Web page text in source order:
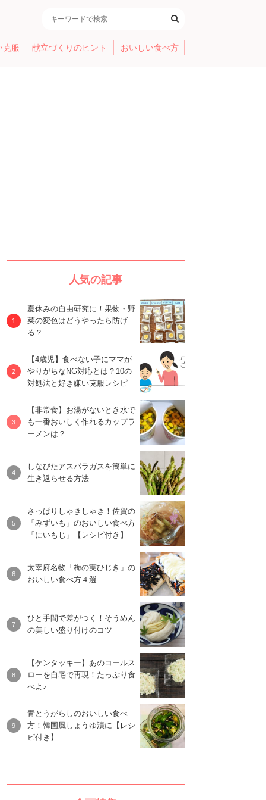
克服 献立づくりのヒント おいしい食べ方
人気の記事
夏休みの自由研究に！果物・野
菜の変色はどうやったら防げ
る？
【4歳児】食べない子にママが
やりがちなNG対応とは？10の
対処法と好き嫌い克服レシピ
【非常食】お湯がないとき水で
も一番おいしく作れるカップラ
ーメンは？
しなびたアスパラガスを簡単に
生き返らせる方法
さっぱりしゃきしゃき！佐賀の
「みずいも」のおいしい食べ方
「にいもじ」【レシピ付き】
太宰府名物「梅の実ひじき」の
おいしい食べ方４選
ひと手間で差がつく！そうめん
の美しい盛り付けのコツ
【ケンタッキー】あのコールス
ローを自宅で再現！たっぷり食
べよ♪
青とうがらしのおいしい食べ
方！韓国風しょうゆ漬に【レシ
ピ付き】